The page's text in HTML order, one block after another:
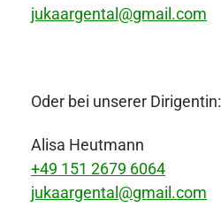
jukaargental@gmail.com
Oder bei unserer Dirigentin:
Alisa Heutmann
+49 151 2679 6064
jukaargental@gmail.com